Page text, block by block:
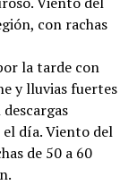
con rachas
la tarde con
y lluvias fuertes
día. Viento del
de 50 a 60